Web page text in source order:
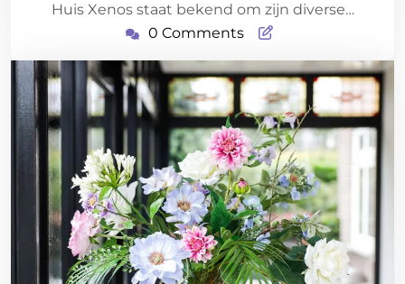
Huis Xenos staat bekend om zijn diverse…
0 Comments